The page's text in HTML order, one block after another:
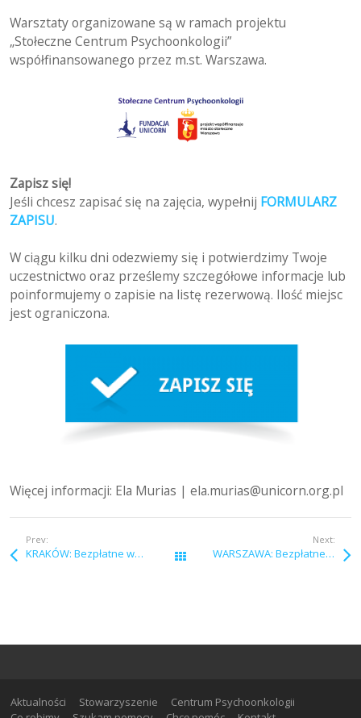
Warsztaty organizowane są w ramach projektu
„Stołeczne Centrum Psychoonkologii”
współfinansowanego przez m.st. Warszawa.
Zapisz się!
Jeśli chcesz zapisać się na zajęcia, wypełnij FORMULARZ
ZAPISU.
W ciągu kilku dni odezwiemy się i potwierdzimy Twoje
uczestnictwo oraz prześlemy szczegółowe informacje lub
poinformujemy o zapisie na listę rezerwową. Ilość miejsc
jest ograniczona.
Więcej informacji: Ela Murias | ela.murias@unicorn.org.pl
Prev:
KRAKÓW: Bezpłatne warsztaty pielęgnacji skóry i makijażu Wszystkie wpisy
Next:
WARSZAWA: Bezpłatne warsztaty z onkologiem
Aktualności Stowarzyszenie
Centrum Psychoonkologii